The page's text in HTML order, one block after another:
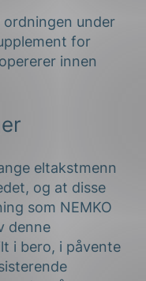
under
for
innen
eltakstmenn
og at disse
som NEMKO
denne
i bero, i påvente